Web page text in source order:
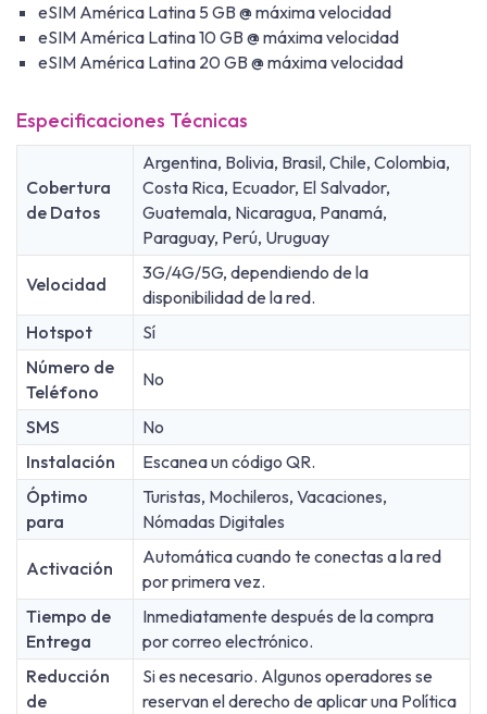
eSIM América Latina 5 GB @ máxima velocidad
eSIM América Latina 10 GB @ máxima velocidad
eSIM América Latina 20 GB @ máxima velocidad
Especificaciones Técnicas
Cobertura
de Datos
Argentina, Bolivia, Brasil, Chile, Colombia,
Costa Rica, Ecuador, El Salvador,
Guatemala, Nicaragua, Panamá,
Paraguay, Perú, Uruguay
Velocidad
3G/4G/5G, dependiendo de la
disponibilidad de la red.
Hotspot
Sí
Número de
Teléfono
No
SMS
No
Instalación
Escanea un código QR.
Óptimo
para
Turistas, Mochileros, Vacaciones,
Nómadas Digitales
Activación
Automática cuando te conectas a la red
por primera vez.
Tiempo de
Entrega
Inmediatamente después de la compra
por correo electrónico.
Reducción
de
Si es necesario. Algunos operadores se
reservan el derecho de aplicar una Política